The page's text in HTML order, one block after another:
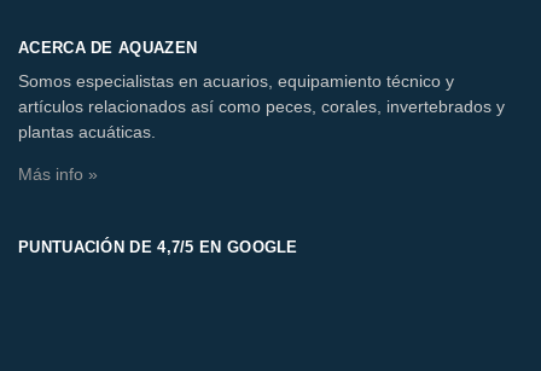
ACERCA DE AQUAZEN
Somos especialistas en acuarios, equipamiento técnico y
artículos relacionados así como peces, corales, invertebrados y
plantas acuáticas.
Más info »
PUNTUACIÓN DE 4,7/5 EN GOOGLE